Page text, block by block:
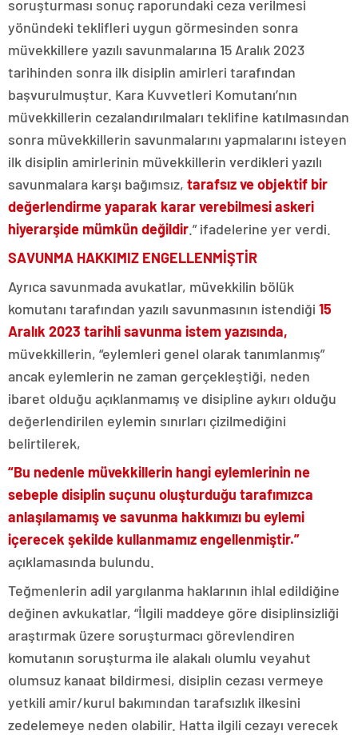
soruşturması sonuç raporundaki ceza verilmesi
yönündeki teklifleri uygun görmesinden sonra
müvekkillere yazılı savunmalarına 15 Aralık 2023
tarihinden sonra ilk disiplin amirleri tarafından
başvurulmuştur. Kara Kuvvetleri Komutanı’nın
müvekkillerin cezalandırılmaları teklifine katılmasından
sonra müvekkillerin savunmalarını yapmalarını isteyen
ilk disiplin amirlerinin müvekkillerin verdikleri yazılı
savunmalara karşı bağımsız, tarafsız ve objektif bir
değerlendirme yaparak karar verebilmesi askeri
hiyerarşide mümkün değildir .” ifadelerine yer verdi.
SAVUNMA HAKKIMIZ ENGELLENMİŞTİR
Ayrıca savunmada avukatlar, müvekkilin bölük
komutanı tarafından yazılı savunmasının istendiği 15
Aralık 2023 tarihli savunma istem yazısında,
müvekkillerin, “eylemleri genel olarak tanımlanmış”
ancak eylemlerin ne zaman gerçekleştiği, neden
ibaret olduğu açıklanmamış ve disipline aykırı olduğu
değerlendirilen eylemin sınırları çizilmediğini
belirtilerek,
“Bu nedenle müvekkillerin hangi eylemlerinin ne
sebeple disiplin suçunu oluşturduğu tarafımızca
anlaşılamamış ve savunma hakkımızı bu eylemi
içerecek şekilde kullanmamız engellenmiştir.”
açıklamasında bulundu.
Teğmenlerin adil yargılanma haklarının ihlal edildiğine
değinen avkukatlar, “İlgili maddeye göre disiplinsizliği
araştırmak üzere soruşturmacı görevlendiren
komutanın soruşturma ile alakalı olumlu veyahut
olumsuz kanaat bildirmesi, disiplin cezası vermeye
yetkili amir/kurul bakımından tarafsızlık ilkesini
zedelemeye neden olabilir. Hatta ilgili cezayı verecek